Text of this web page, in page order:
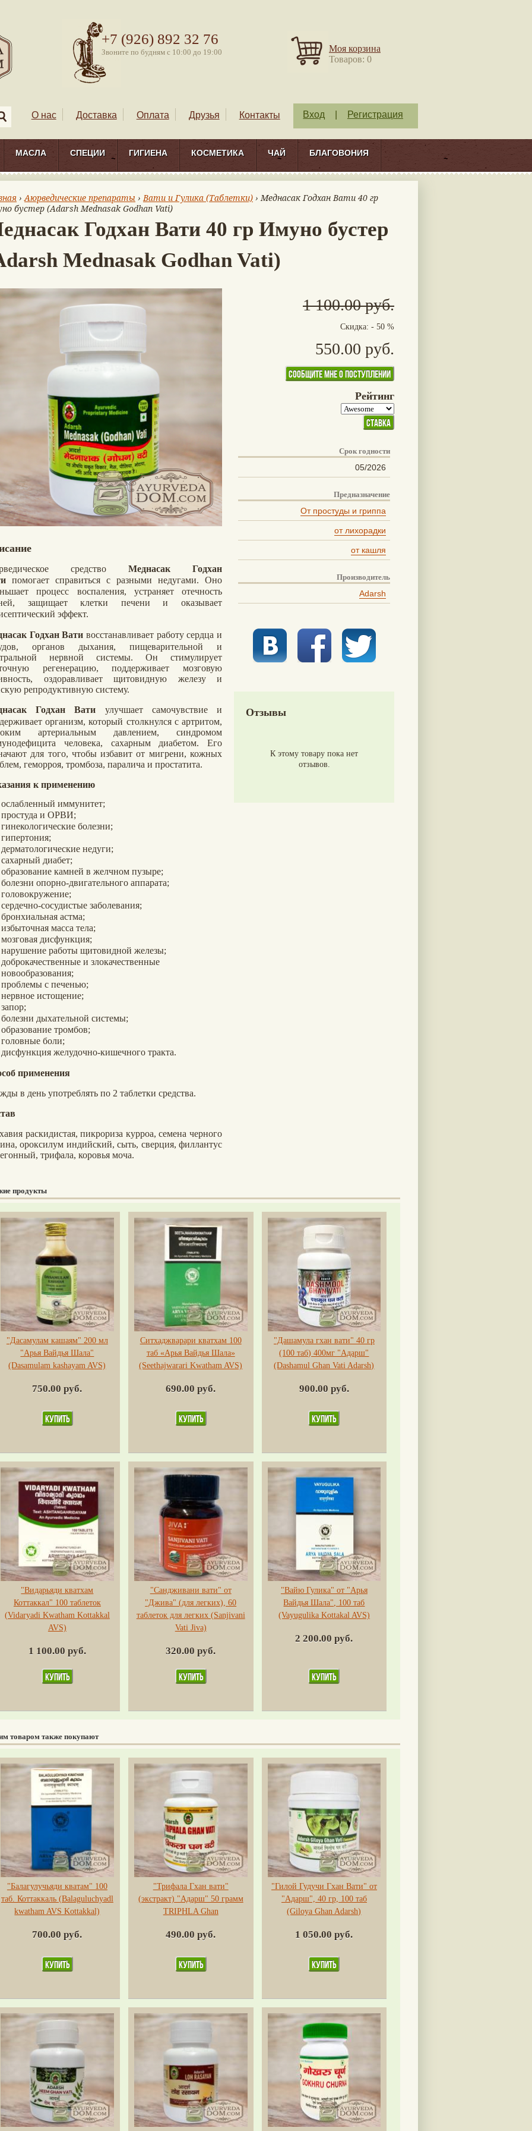
+7 (926) 892 32 76
Звоните по будням с 10:00 до 19:00
Моя корзина
Товаров: 0
О нас Доставка Оплата Друзья Контакты Вход Регистрация
МАСЛА СПЕЦИИ ГИГИЕНА КОСМЕТИКА ЧАЙ БЛАГОВОНИЯ
›Аюрведические препараты ›Вати и Гулика (Таблетки) › Меднасак Годхан Вати 40 гр
бустер (Adarsh Mednasak Godhan Vati)
Годхан Вати 40 гр Имуно бустер
Mednasak Godhan Vati)
средство Меднасак Годхан
помогает справиться с разными недугами. Оно
процесс воспаления, устраняет отечность
защищает клетки печени и оказывает
эффект.
Годхан Вати восстанавливает работу сердца и
органов дыхания, пищеварительной и
нервной системы. Он стимулирует
регенерацию, поддерживает мозговую
оздоравливает щитовидную железу и
репродуктивную систему.
Годхан Вати улучшает самочувствие и
организм, который столкнулся с артритом,
артериальным давлением, синдромом
человека, сахарным диабетом. Его
для того, чтобы избавит от мигрени, кожных
геморроя, тромбоза, паралича и простатита.
к применению
ослабленный иммунитет;
простуда и ОРВИ;
гинекологические болезни;
гипертония;
дерматологические недуги;
сахарный диабет;
образование камней в желчном пузыре;
болезни опорно-двигательного аппарата;
головокружение;
сердечно-сосудистые заболевания;
бронхиальная астма;
избыточная масса тела;
мозговая дисфункция;
нарушение работы щитовидной железы;
доброкачественные и злокачественные
новообразования;
проблемы с печенью;
нервное истощение;
запор;
болезни дыхательной системы;
образование тромбов;
головные боли;
дисфункция желудочно-кишечного тракта.
применения
в день употреблять по 2 таблетки средства.
раскидистая, пикрориза курроа, семена черного
ороксилум индийский, сыть, сверция, филлантус
трифала, коровья моча.
1 100.00 руб.
Скидка: - 50 %
550.00 руб.
Рейтинг
Срок годности
05/2026
Предназначение
От простуды и гриппа
от лихорадки
от кашля
Производитель
Adarsh
Отзывы
К этому товару пока нет
отзывов.
продукты
"Дасамулам кашаям" 200 мл
"Арья Вайдья Шала"
(Dasamulam kashayam AVS)
750.00 руб.
Ситхаджварари кватхам 100
таб «Арья Вайдья Шала»
(Seethajwarari Kwatham AVS)
690.00 руб.
"Дашамула гхан вати" 40 гр
(100 таб) 400мг "Адарш"
(Dashamul Ghan Vati Adarsh)
900.00 руб.
"Видарьяди кватхам
Коттаккал" 100 таблеток
(Vidaryadi Kwatham Kottakkal
AVS)
1 100.00 руб.
"Сандживани вати" от
"Джива" (для легких), 60
таблеток для легких (Sanjivani
Vati Jiva)
320.00 руб.
"Вайю Гулика" от "Арья
Вайдья Шала", 100 таб
(Vayugulika Kottakal AVS)
2 200.00 руб.
товаром также покупают
"Балагулучьяди кватам" 100
таб. Коттаккаль (Balaguluchyadl
kwatham AVS Kottakkal)
700.00 руб.
"Трифала Гхан вати"
(экстракт) "Адарш" 50 грамм
TRIPHLA Ghan
490.00 руб.
"Гилой Гудучи Гхан Вати" от
"Адарш", 40 гр, 100 таб
(Giloya Ghan Adarsh)
1 050.00 руб.